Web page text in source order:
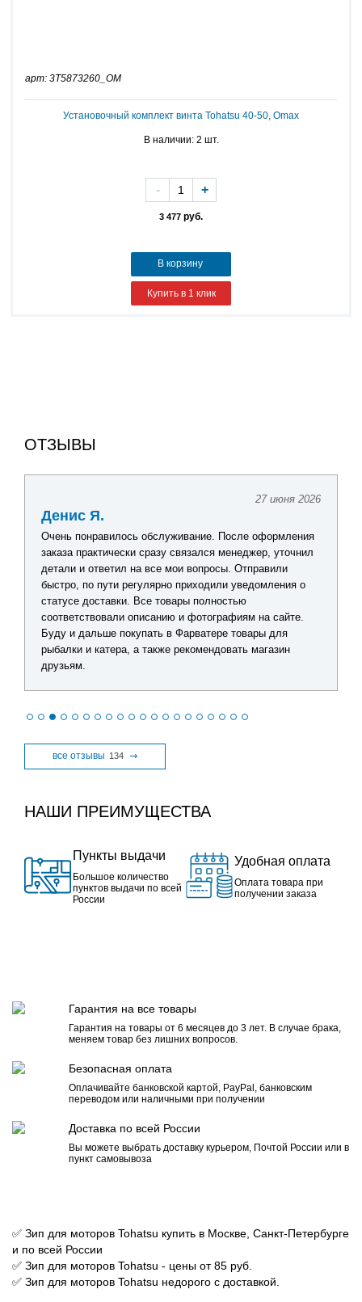
арт: 3T5873260_OM
Установочный комплект винта Tohatsu 40-50, Omax
В наличии: 2 шт.
3 477 руб.
- +
В корзину
Купить в 1 клик
ОТЗЫВЫ
27 июня 2026
Денис Я.
Очень понравилось обслуживание. После оформления
заказа практически сразу связался менеджер, уточнил
детали и ответил на все мои вопросы. Отправили
быстро, по пути регулярно приходили уведомления о
статусе доставки. Все товары полностью
соответствовали описанию и фотографиям на сайте.
Буду и дальше покупать в Фарватере товары для
рыбалки и катера, а также рекомендовать магазин
друзьям.
все отзывы 134
НАШИ ПРЕИМУЩЕСТВА
Пункты выдачи
Большое количество
пунктов выдачи по всей
России
Удобная оплата
Оплата товара при
получении заказа
Гарантия на все товары
Гарантия на товары от 6 месяцев до 3 лет. В случае брака,
меняем товар без лишних вопросов.
Безопасная оплата
Оплачивайте банковской картой, PayPal, банковским
переводом или наличными при получении
Доставка по всей России
Вы можете выбрать доставку курьером, Почтой России или в
пункт самовывоза
✅ Зип для моторов Tohatsu купить в Москве, Санкт-Петербурге
и по всей России
✅ Зип для моторов Tohatsu - цены от 85 руб.
✅ Зип для моторов Tohatsu недорого с доставкой.